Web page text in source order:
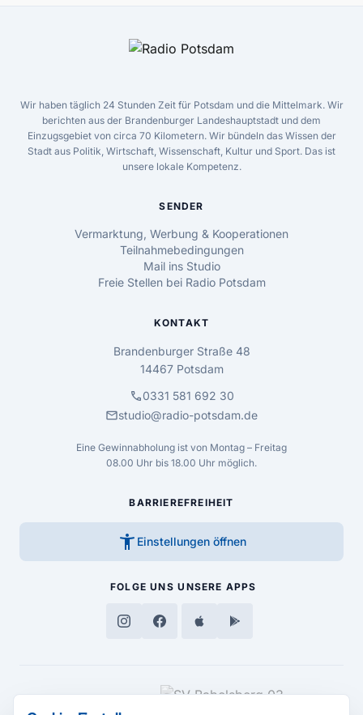
Wir haben täglich 24 Stunden Zeit für Potsdam und die Mittelmark. Wir
berichten aus der Brandenburger Landeshauptstadt und dem
Einzugsgebiet von circa 70 Kilometern. Wir bündeln das Wissen der
Stadt aus Politik, Wirtschaft, Wissenschaft, Kultur und Sport. Das ist
unsere lokale Kompetenz.
SENDER
Vermarktung, Werbung & Kooperationen
Teilnahmebedingungen
Mail ins Studio
Freie Stellen bei Radio Potsdam
KONTAKT
Brandenburger Straße 48
14467 Potsdam
call0331 581 692 30
mailstudio@radio-potsdam.de
Eine Gewinnabholung ist von Montag – Freitag
08.00 Uhr bis 18.00 Uhr möglich.
BARRIEREFREIHEIT
accessibility_new Einstellungen öffnen
FOLGE UNS UNSERE APPS
MEDIENPARTNER